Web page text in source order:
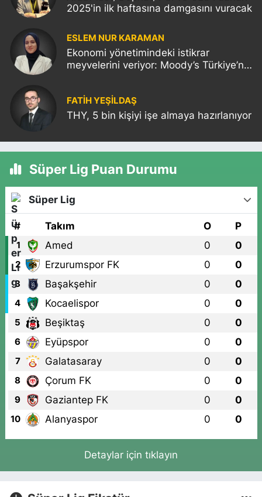
2025'in ilk haftasına damgasını vuracak
ESLEM NUR KARAMAN
Ekonomi yönetimindeki istikrar
meyvelerini veriyor: Moody’s Türkiye’nin
FATIH YEŞİLDAŞ
THY, 5 bin kişiyi işe almaya hazırlanıyor
Süper Lig Puan Durumu
Süper Lig
# Takım O P
1 Amed 0 0
2 Erzurumspor FK 0 0
3 Başakşehir 0 0
4 Kocaelispor 0 0
5 Beşiktaş 0 0
6 Eyüpspor 0 0
7 Galatasaray 0 0
8 Çorum FK 0 0
9 Gaziantep FK 0 0
10 Alanyaspor 0 0
Detaylar için tıklayın